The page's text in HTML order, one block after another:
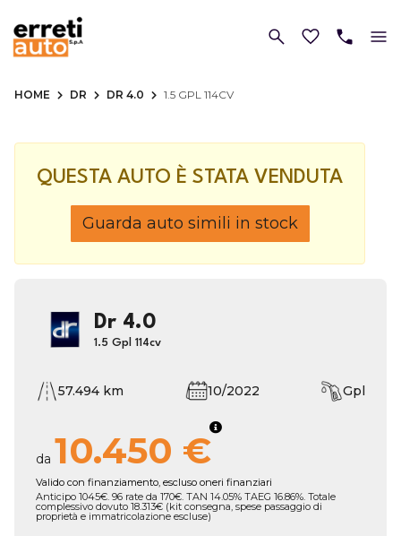
HOME DR DR 4.0 1.5 GPL 114CV
QUESTA AUTO È STATA VENDUTA
Guarda auto simili in stock
Dr 4.0
1.5 Gpl 114cv
57.494 km 10/2022 Gpl
da 10.450 €
Valido con finanziamento, escluso oneri finanziari
Anticipo 1045€. 96 rate da 170€. TAN 14.05% TAEG 16.86%. Totale
complessivo dovuto 18.313€ (kit consegna, spese passaggio di
proprietà e immatricolazione escluse)